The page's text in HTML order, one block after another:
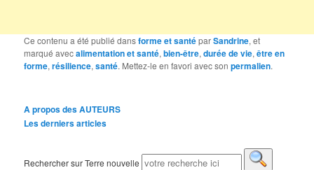
Ce contenu a été publié dansforme et santéparSandrine, et
marqué avecalimentation et santé,bien-être,durée de vie,être en
forme,résilience,santé. Mettez-le en favori avec sonpermalien.
A propos des AUTEURS
Les derniers articles
Rechercher sur Terre nouvelle